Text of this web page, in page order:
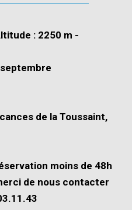
: 2250 m -
de la Toussaint,
moins de 48h
de nous contacter